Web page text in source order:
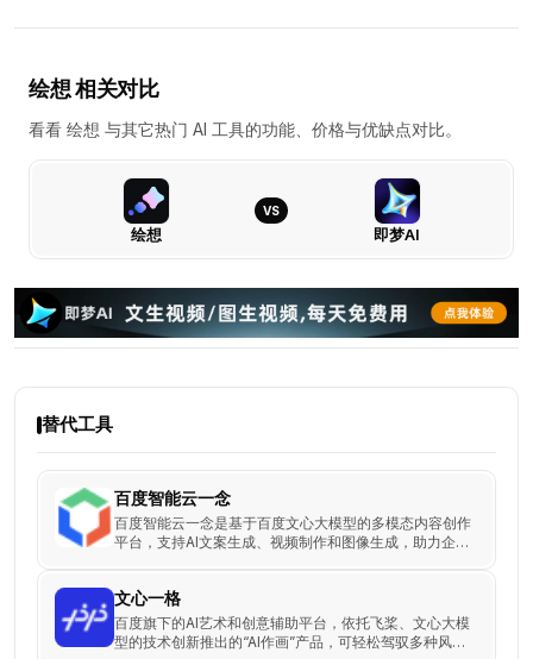
替代工具
百度智能云一念
百度智能云一念是基于百度文心大模型的多模态内容创作
平台，支持AI文案生成、视频制作和图像生成，助力企业
文心一格
百度旗下的AI艺术和创意辅助平台，依托飞桨、文心大模
型的技术创新推出的“AI作画”产品，可轻松驾驭多种风
绘想 相关对比
看看 绘想 与其它热门 AI 工具的功能、价格与优缺点对比。
绘想
VS
即梦AI
想
VS
AI：
功